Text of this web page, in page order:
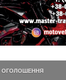
ОГОЛОШЕННЯ